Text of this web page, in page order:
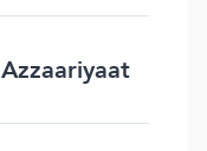
Azzaariyaat